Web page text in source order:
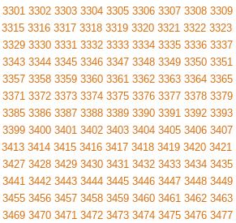
3301 3302 3303 3304 3305 3306 3307 3308 3309
3315 3316 3317 3318 3319 3320 3321 3322 3323
3329 3330 3331 3332 3333 3334 3335 3336 3337
3343 3344 3345 3346 3347 3348 3349 3350 3351
3357 3358 3359 3360 3361 3362 3363 3364 3365
3371 3372 3373 3374 3375 3376 3377 3378 3379
3385 3386 3387 3388 3389 3390 3391 3392 3393
3399 3400 3401 3402 3403 3404 3405 3406 3407
3413 3414 3415 3416 3417 3418 3419 3420 3421
3427 3428 3429 3430 3431 3432 3433 3434 3435
3441 3442 3443 3444 3445 3446 3447 3448 3449
3455 3456 3457 3458 3459 3460 3461 3462 3463
3469 3470 3471 3472 3473 3474 3475 3476 3477